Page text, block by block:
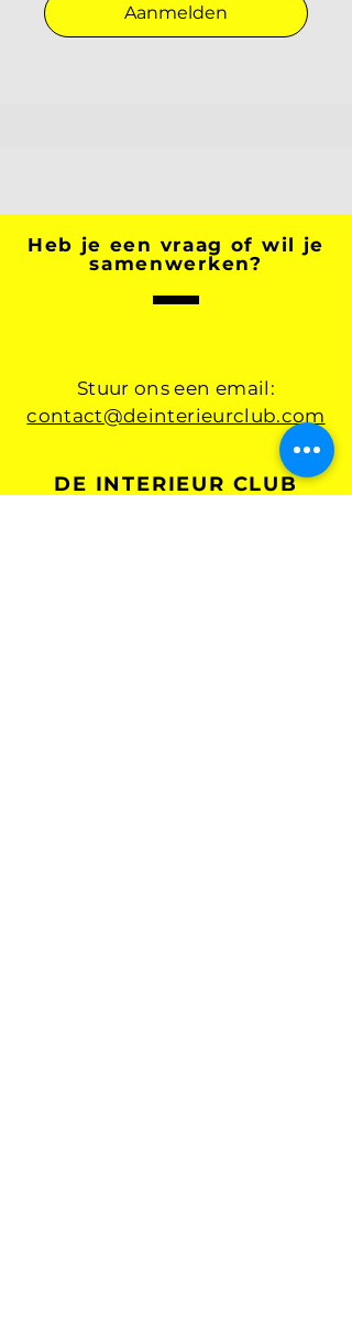
Aanmelden
Heb je een vraag of wil je
samenwerken?
Stuur ons een email:
contact@deinterieurclub.com
DE INTERIEUR CLUB